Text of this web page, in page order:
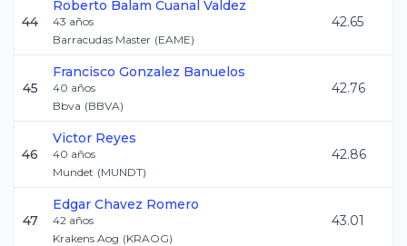
44
Roberto Balam Cuanal Valdez
43 años
Barracudas Master (EAME)
42.65
45
Francisco Gonzalez Banuelos
40 años
Bbva (BBVA)
42.76
46
Victor Reyes
40 años
Mundet (MUNDT)
42.86
47
Edgar Chavez Romero
42 años
Krakens Aog (KRAOG)
43.01